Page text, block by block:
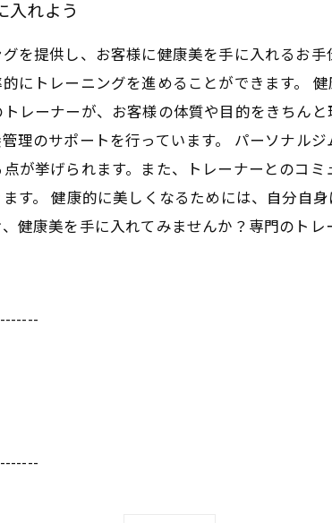
入れよう
を提供し、お客様に健康美を手に入れるお
にトレーニングを進めることができます。
レーナーが、お客様の体質や目的をきちん
理のサポートを行っています。 パーソナル
が挙げられます。また、トレーナーとのコ
す。 健康的に美しくなるためには、自分自
健康美を手に入れてみませんか？専門のト